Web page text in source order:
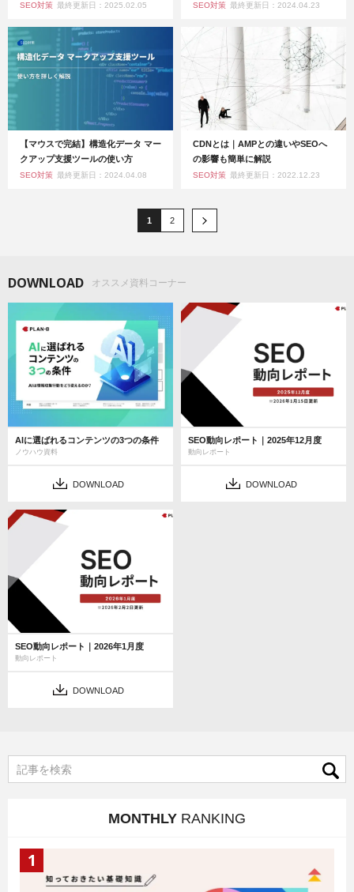
SEO対策 最終更新日：2025.02.05 SEO対策 最終更新日：2024.04.23
【マウスで完結】構造化データ マー
クアップ支援ツールの使い方
SEO対策 最終更新日：2024.04.08
CDNとは｜AMPとの違いやSEOへ
の影響も簡単に解説
SEO対策 最終更新日：2022.12.23
1 2
DOWNLOAD オススメ資料コーナー
AIに選ばれるコンテンツの3つの条件
ノウハウ資料
DOWNLOAD
SEO動向レポート｜2025年12月度
動向レポート
DOWNLOAD
SEO動向レポート｜2026年1月度
動向レポート
DOWNLOAD
MONTHLY RANKING